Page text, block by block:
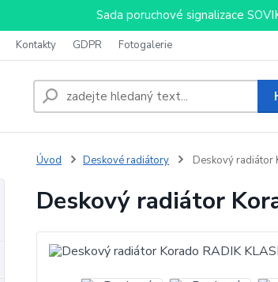
Sada poruchové signalizace
Kontakty GDPR Fotogalerie
Úvod Deskové radiátory Deskový radiátor
Deskový radiátor